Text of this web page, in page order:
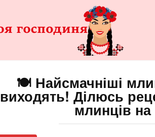
🍽️ Найсмачніші
виходять! Ділюсь
млинців